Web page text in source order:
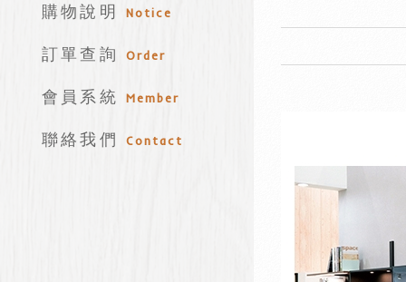
購物說明Notice
訂單查詢Order
會員系統Member
聯絡我們Contact